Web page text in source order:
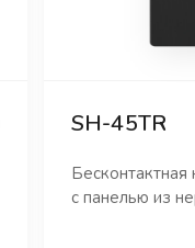
SH-45TR
с панелью из